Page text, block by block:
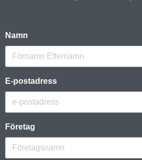
Namn
E-postadress
Företag